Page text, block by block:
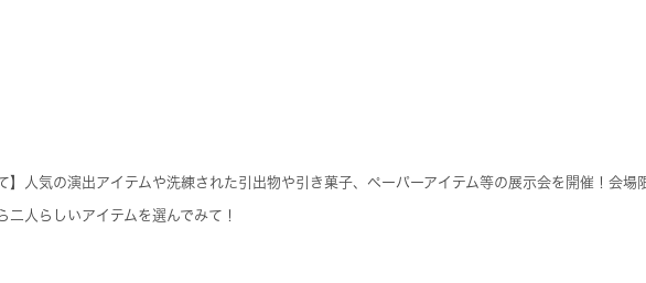
】人気の演出アイテムや洗練された引出物や引き菓子、ペーパーアイテム等の展示会を開催！会場
人らしいアイテムを選んでみて！